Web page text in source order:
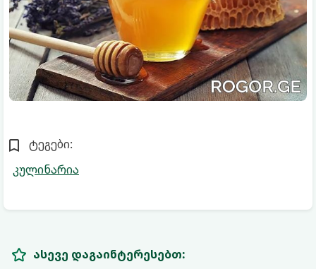
ტეგები:
კულინარია
ასევე დაგაინტერესებთ: